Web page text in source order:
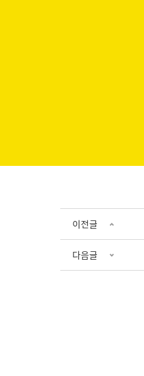
이전글
다음글